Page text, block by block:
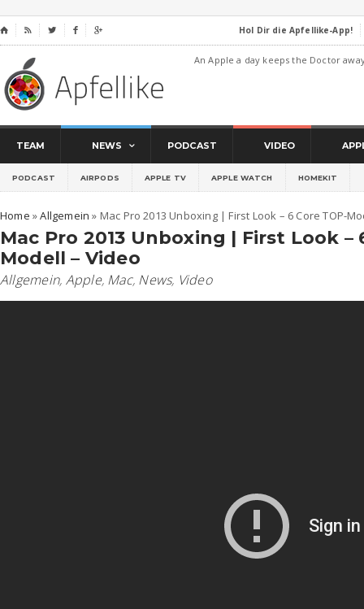
⌂     Hol Dir die Apfellike-App!
An Apple a day keeps the Doctor
TEAM NEWS PODCAST VIDEO
PODCAST AIRPODS APPLE TV APPLE WATCH HOMEKIT
Home »Allgemein » Mac Pro 2013 Unboxing | First Look – 6 Core TOP-
Mac Pro 2013 Unboxing | First Look –
Modell – Video
Allgemein, Apple, Mac, News, Video